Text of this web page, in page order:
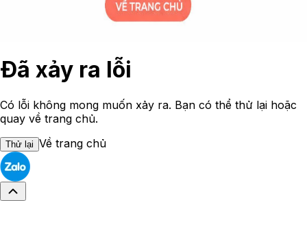
Đã xảy ra lỗi
Có lỗi không mong muốn xảy ra. Bạn có thể thử lại hoặc
quay về trang chủ.
Thử lại Về trang chủ